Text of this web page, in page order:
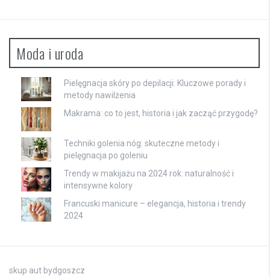
Moda i uroda
Pielęgnacja skóry po depilacji: Kluczowe porady i
metody nawilżenia
Makrama: co to jest, historia i jak zacząć przygodę?
Techniki golenia nóg: skuteczne metody i
pielęgnacja po goleniu
Trendy w makijażu na 2024 rok: naturalność i
intensywne kolory
Francuski manicure – elegancja, historia i trendy
2024
skup aut bydgoszcz